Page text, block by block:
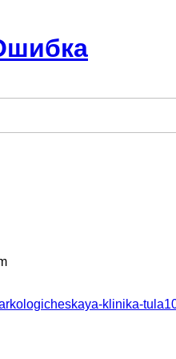
klinika-